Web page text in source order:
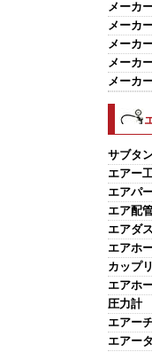
メーカ
メーカ
メーカ
メーカ
メーカ
サブタ
エアー
エアパ
エア配
エアダ
エアホ
カップ
エアホ
圧力計
エアー
エアー